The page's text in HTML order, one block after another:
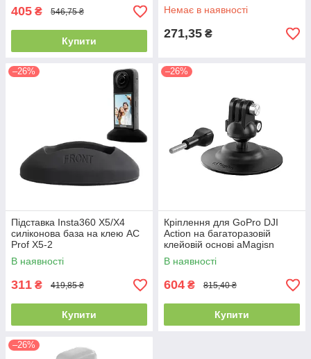
405 ₴ 546,75 ₴
Купити
Немає в наявності
271,35 ₴
–26%
Підставка Insta360 X5/X4
силіконова база на клею AC
Prof X5-2
В наявності
311 ₴ 419,85 ₴
Купити
–26%
Кріплення для GoPro DJI
Action на багаторазовій
клейовій основі aMagisn
AM16-A
В наявності
604 ₴ 815,40 ₴
Купити
–26%